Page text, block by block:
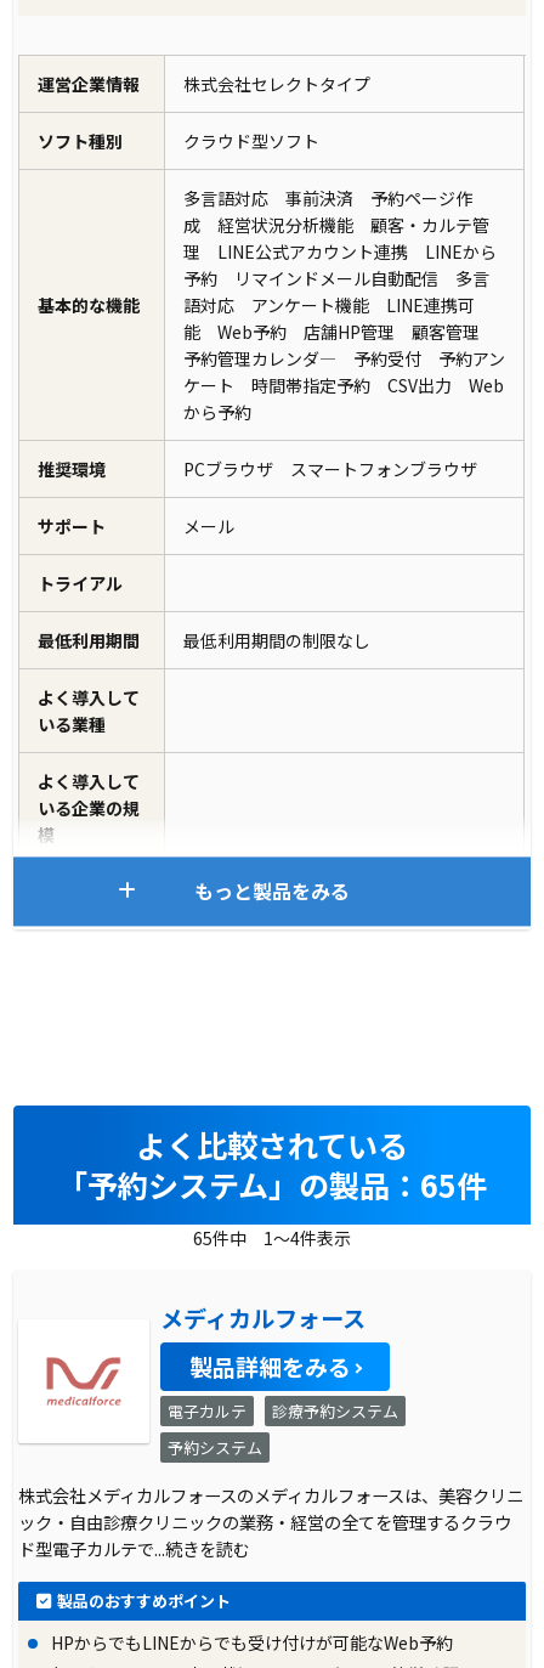
運営企業情報 株式会社セレクトタイプ
ソフト種別 クラウド型ソフト
基本的な機能
多言語対応 事前決済 予約ページ作
成 経営状況分析機能 顧客・カルテ管
理 LINE公式アカウント連携 LINEから
予約 リマインドメール自動配信 多言
語対応 アンケート機能 LINE連携可
能 Web予約 店舗HP管理 顧客管理
予約管理カレンダ― 予約受付 予約アン
ケート 時間帯指定予約 CSV出力 Web
から予約
推奨環境 PCブラウザ スマートフォンブラウザ
サポート メール
トライアル
最低利用期間 最低利用期間の制限なし
よく導入して
いる業種
よく導入して
いる企業の規
模
もっと製品をみる
よく比較されている
「予約システム」の製品：65件
65件中 1～4件表示
メディカルフォース
製品詳細をみる
電子カルテ
診療予約システム
予約システム
株式会社メディカルフォースのメディカルフォースは、美容クリニ
ック・自由診療クリニックの業務・経営の全てを管理するクラウ
ド型電子カルテで...続きを読む
製品のおすすめポイント
HPからでもLINEからでも受け付けが可能なWeb予約